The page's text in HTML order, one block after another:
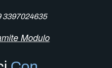
3397024635
Modulo